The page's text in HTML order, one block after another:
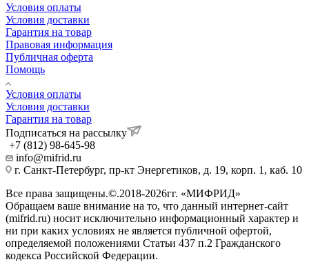
Условия оплаты
Условия доставки
Гарантия на товар
Правовая информация
Публичная оферта
Помощь
Условия оплаты
Условия доставки
Гарантия на товар
Подписаться на рассылку
+7 (812) 98-645-98
info@mifrid.ru
г. Санкт-Петербург, пр-кт Энергетиков, д. 19, корп. 1, каб. 10
Все права защищены.©.2018-2026гг. «МИФРИД»
Обращаем ваше внимание на то, что данный интернет-сайт
(mifrid.ru) носит исключительно информационный характер и
ни при каких условиях не является публичной офертой,
определяемой положениями Статьи 437 п.2 Гражданского
кодекса Российской Федерации.